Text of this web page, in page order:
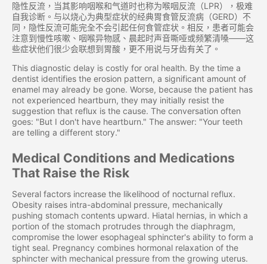
隐性反流，当其影响咽喉和气道时也称为喉咽反流（LPR），极难
自我诊断。与以烧心为典型症状的经典胃食管反流病（GERD）不
同，隐性反流可能完全不会引起任何食管症状。相反，患者可能会
注意到慢性咳嗽、咽喉异物感、晨起时声音嘶哑或频繁清嗓——这
些症状他们很少会联想到胃酸，更不用说与牙齿有关了。
This diagnostic delay is costly for oral health. By the time a
dentist identifies the erosion pattern, a significant amount of
enamel may already be gone. Worse, because the patient has
not experienced heartburn, they may initially resist the
suggestion that reflux is the cause. The conversation often
goes: "But I don't have heartburn." The answer: "Your teeth
are telling a different story."
Medical Conditions and Medications
That Raise the Risk
Several factors increase the likelihood of nocturnal reflux.
Obesity raises intra-abdominal pressure, mechanically
pushing stomach contents upward. Hiatal hernias, in which a
portion of the stomach protrudes through the diaphragm,
compromise the lower esophageal sphincter's ability to form a
tight seal. Pregnancy combines hormonal relaxation of the
sphincter with mechanical pressure from the growing uterus.